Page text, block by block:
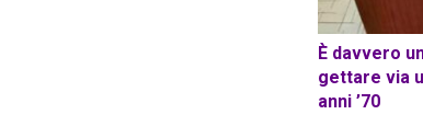
È davvero
gettare via
anni ’70